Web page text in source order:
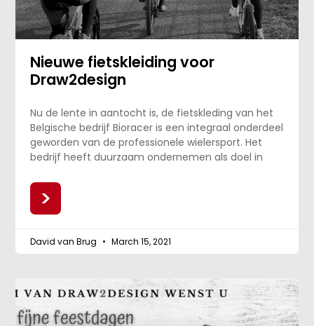
Nieuwe fietskleiding voor
Draw2design
Nu de lente in aantocht is, de fietskleding van het
Belgische bedrijf Bioracer is een integraal onderdeel
geworden van de professionele wielersport. Het
bedrijf heeft duurzaam ondernemen als doel in
>
David van Brug March 15, 2021